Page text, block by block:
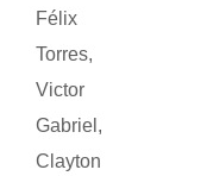
Félix
Torres,
Victor
Gabriel,
Clayton